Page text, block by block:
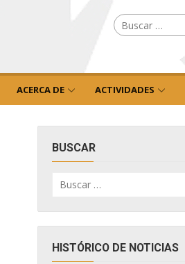
Buscar
por:
ACERCA DE ACTIVIDADES
BUSCAR
por:
HISTÓRICO DE NOTICIAS